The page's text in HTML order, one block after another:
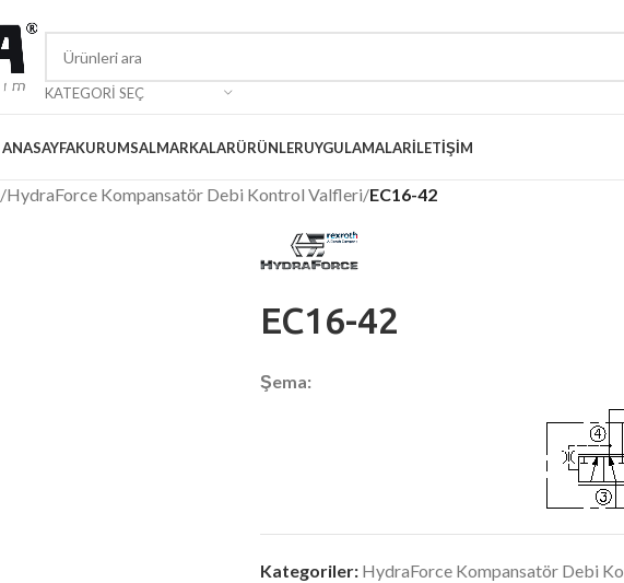
KATEGORI SEÇ
ANASAYFAKURUMSALMARKALARÜRÜNLERUYGULAMALARİLETIŞIM
/HydraForce Kompansatör Debi Kontrol Valfleri/EC16-42
EC16-42
Şema:
Kategoriler: HydraForce Kompansatör Debi